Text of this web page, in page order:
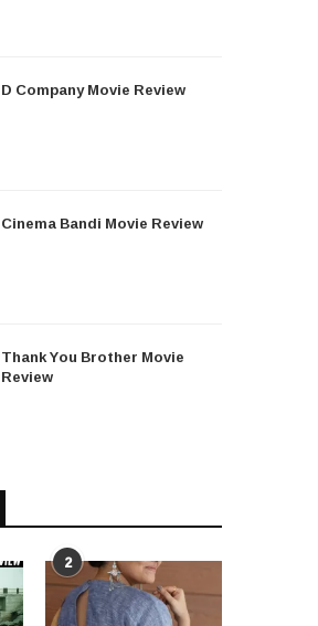
D Company Movie Review
Cinema Bandi Movie Review
Thank You Brother Movie
Review
2